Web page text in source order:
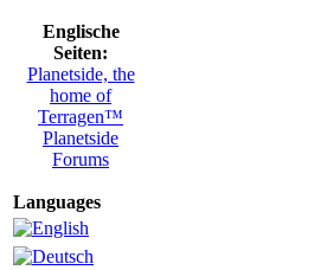
Englische
Seiten:
Planetside, the
home of
Terragen™
Planetside
Forums
Languages